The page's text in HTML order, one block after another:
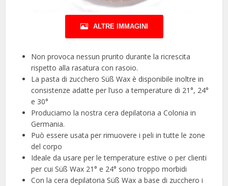
ALTRE IMMAGINI
Non provoca nessun prurito durante la ricrescita
rispetto alla rasatura con rasoio.
La pasta di zucchero Süß Wax è disponibile inoltre in
consistenze adatte per l’uso a temperature di 21°, 24°
e 30°
Produciamo la nostra cera depilatoria a Colonia in
Germania.
Può essere usata per rimuovere i peli in tutte le zone
del corpo
Ideale da usare per le temperature estive o per clienti
per cui Süß Wax 21° e 24° sono troppo morbidi
Con la cera depilatoria Süß Wax a base di zucchero i